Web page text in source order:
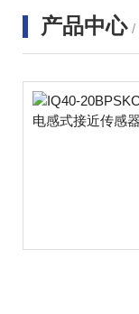
产品中心 /